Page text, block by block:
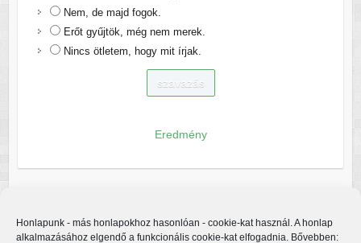
Honlapunk - más honlapokhoz hasonlóan - cookie-kat használ. A honlap
alkalmazásához elgendő a funkcionális cookie-kat elfogadnia. Bővebben:
Nem, de majd fogok.
Erőt gyűjtök, még nem merek.
Nincs ötletem, hogy mit írjak.
Eredmény